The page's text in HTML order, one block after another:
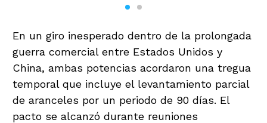
En un giro inesperado dentro de la prolongada
guerra comercial entre Estados Unidos y
China, ambas potencias acordaron una tregua
temporal que incluye el levantamiento parcial
de aranceles por un periodo de 90 días. El
pacto se alcanzó durante reuniones